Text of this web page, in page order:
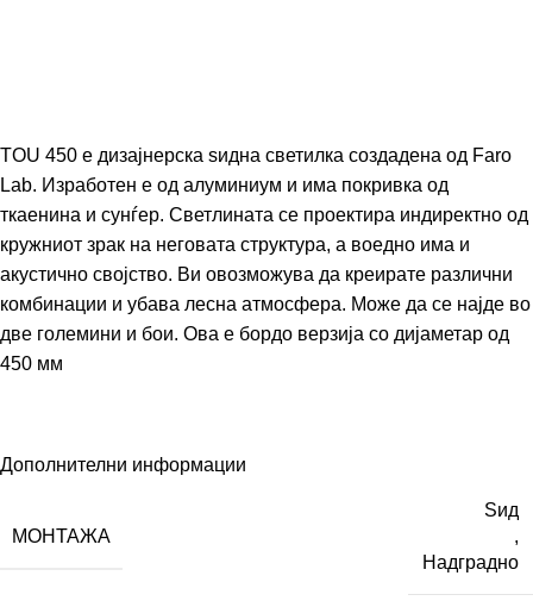
TOU 450 е дизајнерска ѕидна светилка создадена од Faro
Lab. Изработен е од алуминиум и има покривка од
ткаенина и сунѓер. Светлината се проектира индиректно од
кружниот зрак на неговата структура, а воедно има и
акустично својство. Ви овозможува да креирате различни
комбинации и убава лесна атмосфера. Може да се најде во
две големини и бои. Ова е бордо верзија со дијаметар од
450 мм
Дополнителни информации
МОНТАЖА
Ѕид
,
Надградно